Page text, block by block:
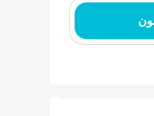
فرش انیمیشن